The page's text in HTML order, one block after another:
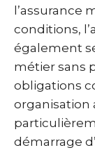
l’assurance
conditions,
également
métier sans
obligations
organisation
démarrage